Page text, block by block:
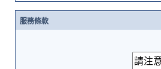
服務條款